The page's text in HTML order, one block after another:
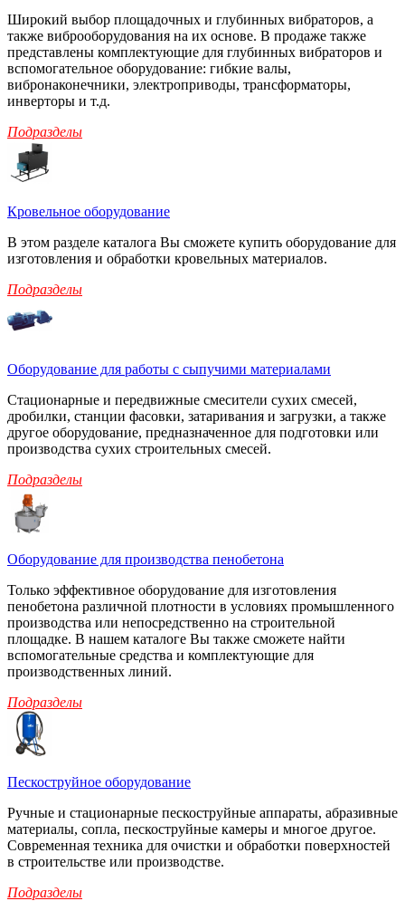
Широкий выбор площадочных и глубинных вибраторов, а
также виброоборудования на их основе. В продаже также
представлены комплектующие для глубинных вибраторов и
вспомогательное оборудование: гибкие валы,
вибронаконечники, электроприводы, трансформаторы,
инверторы и т.д.
Подразделы
Кровельное оборудование
В этом разделе каталога Вы сможете купить оборудование для
изготовления и обработки кровельных материалов.
Подразделы
Оборудование для работы с сыпучими материалами
Стационарные и передвижные смесители сухих смесей,
дробилки, станции фасовки, затаривания и загрузки, а также
другое оборудование, предназначенное для подготовки или
производства сухих строительных смесей.
Подразделы
Оборудование для производства пенобетона
Только эффективное оборудование для изготовления
пенобетона различной плотности в условиях промышленного
производства или непосредственно на строительной
площадке. В нашем каталоге Вы также сможете найти
вспомогательные средства и комплектующие для
производственных линий.
Подразделы
Пескоструйное оборудование
Ручные и стационарные пескоструйные аппараты, абразивные
материалы, сопла, пескоструйные камеры и многое другое.
Современная техника для очистки и обработки поверхностей
в строительстве или производстве.
Подразделы